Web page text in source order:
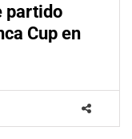
partido
Cup en